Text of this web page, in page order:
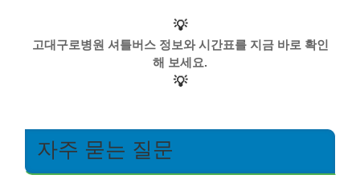
💡
고대구로병원 셔틀버스 정보와 시간표를 지금 바로 확인
해 보세요.
💡
자주 묻는 질문